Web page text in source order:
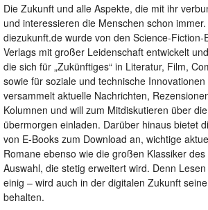
Die Zukunft und alle Aspekte, die mit ihr
und interessieren die Menschen schon
diezukunft.de wurde von den Science-Fiction-
Verlags mit großer Leidenschaft entwickelt
die sich für „Zukünftiges“ in Literatur, Film,
sowie für soziale und technische
versammelt aktuelle Nachrichten,
Kolumnen und will zum Mitdiskutieren über
übermorgen einladen. Darüber hinaus bietet
von E-Books zum Download an, wichtige
Romane ebenso wie die großen Klassiker
Auswahl, die stetig erweitert wird. Denn
einig – wird auch in der digitalen Zukunft
behalten.